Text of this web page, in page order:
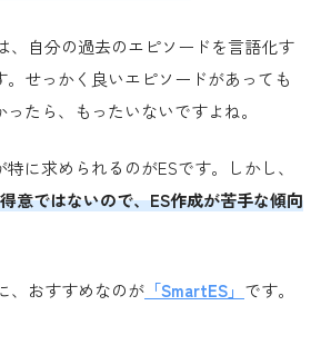
、自分の過去のエピソードを言語化す
。せっかく良いエピソードがあっても
たら、もったいないですよね。
に求められるのがESです。しかし、
意ではないので、ES作成が苦手な傾向
、おすすめなのが 「SmartES」 です。